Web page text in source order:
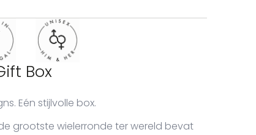
Box
Eén stijlvolle box.
grootste wielerronde ter wereld bevat